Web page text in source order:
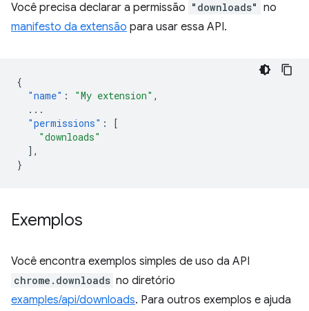
Você precisa declarar a permissão "downloads" no
manifesto da extensão para usar essa API.
{
"name" : "My extension" ,
...
"permissions" :
[
"downloads"
],
}
Exemplos
Você encontra exemplos simples de uso da API
chrome.downloads no diretório
examples/api/downloads. Para outros exemplos e ajuda